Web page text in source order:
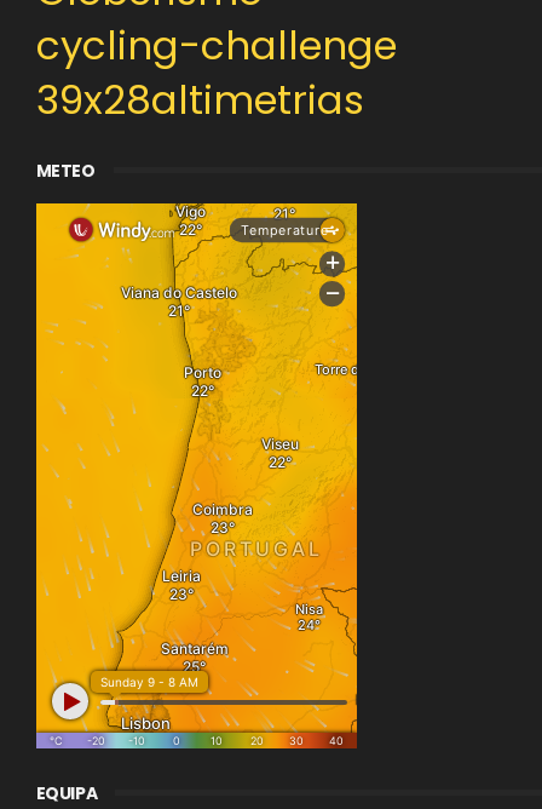
cycling-challenge
39x28altimetrias
METEO
EQUIPA